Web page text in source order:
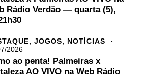
Rádio Verdão — quarta (5),
JOGOS, NOTÍCIAS
2026
ao penta! Palmeiras x
AO VIVO na Web Rádio